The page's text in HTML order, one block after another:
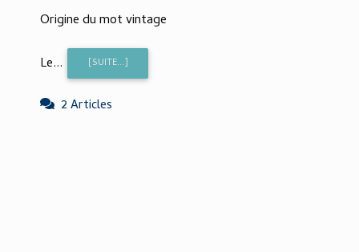
Origine du mot vintage
Le... [SUITE...]
2 Articles